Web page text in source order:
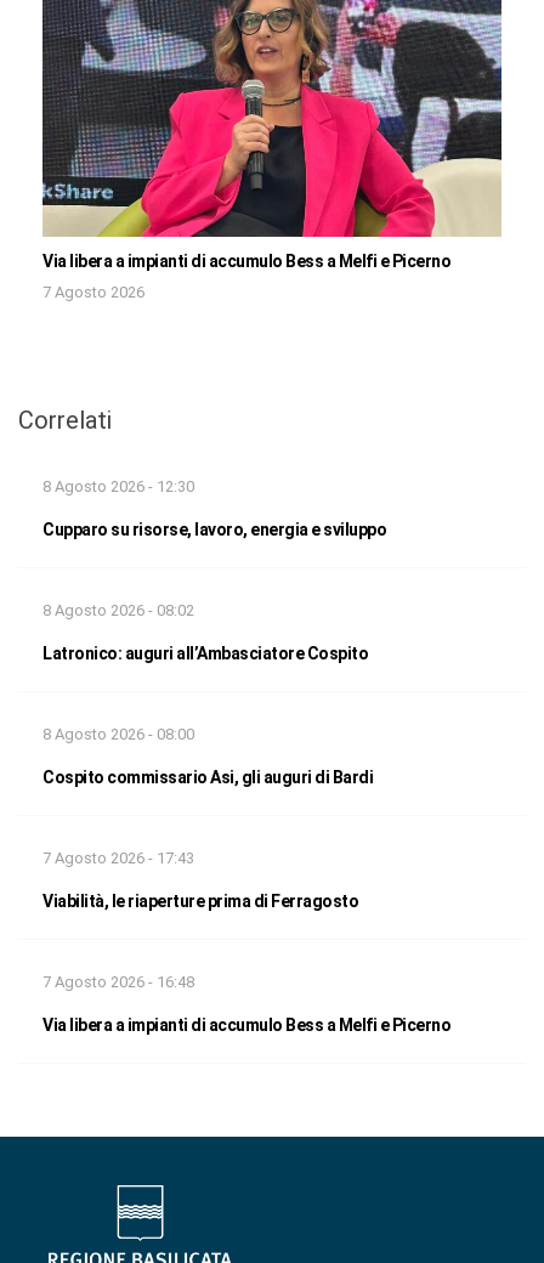
Via libera a impianti di accumulo Bess a Melfi e Picerno
7 Agosto 2026
Correlati
8 Agosto 2026 - 12:30
Cupparo su risorse, lavoro, energia e sviluppo
8 Agosto 2026 - 08:02
Latronico: auguri all’Ambasciatore Cospito
8 Agosto 2026 - 08:00
Cospito commissario Asi, gli auguri di Bardi
7 Agosto 2026 - 17:43
Viabilità, le riaperture prima di Ferragosto
7 Agosto 2026 - 16:48
Via libera a impianti di accumulo Bess a Melfi e Picerno